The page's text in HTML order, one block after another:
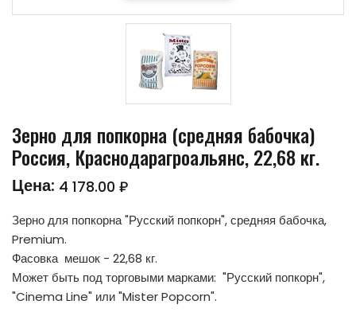
Зерно для попкорна (cредняя бабочка)
Россия, Краснодарагроальянс, 22,68 кг.
Цена: 4 178.00 ₽
Зерно для попкорна "Русский попкорн", средняя бабочка,
Premium.
Фасовка мешок - 22,68 кг.
Может быть под торговыми марками: "Русский попкорн",
"Cinema Line" или "Mister Popcorn".